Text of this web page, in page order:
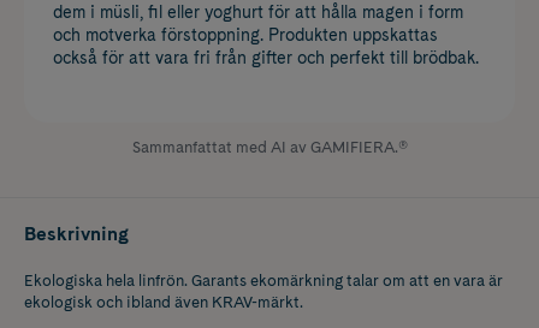
dem i müsli, fil eller yoghurt för att hålla magen i form
och motverka förstoppning. Produkten uppskattas
också för att vara fri från gifter och perfekt till brödbak.
Sammanfattat med AI av GAMIFIERA.®
Beskrivning
Ekologiska hela linfrön. Garants ekomärkning talar om att en vara är
ekologisk och ibland även KRAV-märkt.